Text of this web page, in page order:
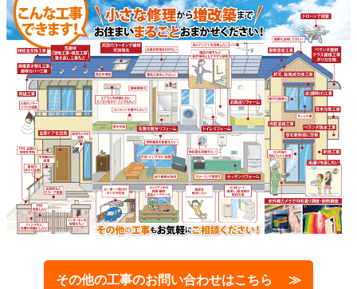
その他の工事のお問い合わせはこちら ≫